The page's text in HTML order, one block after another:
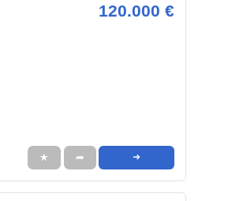
120.000 €
★ ➦ ➜